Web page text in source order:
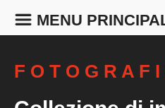
MENU
F O T O G R A F I